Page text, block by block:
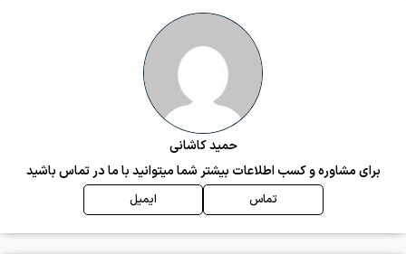
حمید کاشانی
برای مشاوره و کسب اطلاعات بیشتر شما میتوانید با ما در تماس باشید
تماس ایمیل